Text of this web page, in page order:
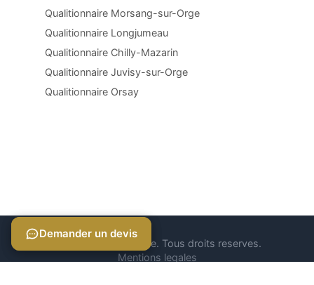
Qualitionnaire Morsang-sur-Orge
Qualitionnaire Longjumeau
Qualitionnaire Chilly-Mazarin
Qualitionnaire Juvisy-sur-Orge
Qualitionnaire Orsay
© 2026 Qualitionnaire. Tous droits reserves.
Mentions legales
Demander un devis
Demander un devis